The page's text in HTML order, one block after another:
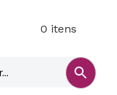
0 itens